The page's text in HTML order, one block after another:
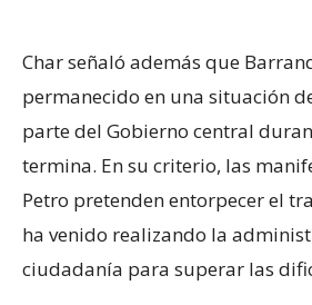
Char señaló además que
permanecido en una situación
parte del Gobierno central
termina. En su criterio, las
Petro pretenden entorpecer el
ha venido realizando la
ciudadanía para superar las